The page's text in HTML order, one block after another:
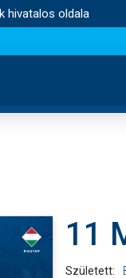
hivatalos oldala
11
Született: